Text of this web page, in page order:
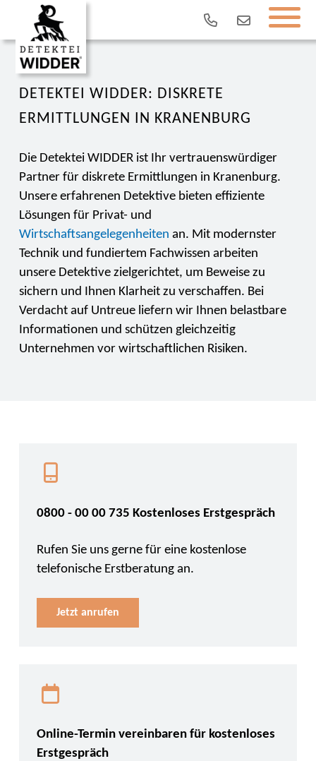
DETEKTEI WIDDER: DISKRETE
ERMITTLUNGEN IN KRANENBURG
Die Detektei WIDDER ist Ihr vertrauenswürdiger
Partner für diskrete Ermittlungen in Kranenburg.
Unsere erfahrenen Detektive bieten effiziente
Lösungen für Privat- und
Wirtschaftsangelegenheiten an. Mit modernster
Technik und fundiertem Fachwissen arbeiten
unsere Detektive zielgerichtet, um Beweise zu
sichern und Ihnen Klarheit zu verschaffen. Bei
Verdacht auf Untreue liefern wir Ihnen belastbare
Informationen und schützen gleichzeitig
Unternehmen vor wirtschaftlichen Risiken.
0800 - 00 00 735 Kostenloses Erstgespräch
Rufen Sie uns gerne für eine kostenlose
telefonische Erstberatung an.
Jetzt anrufen
Online-Termin vereinbaren für kostenloses
Erstgespräch